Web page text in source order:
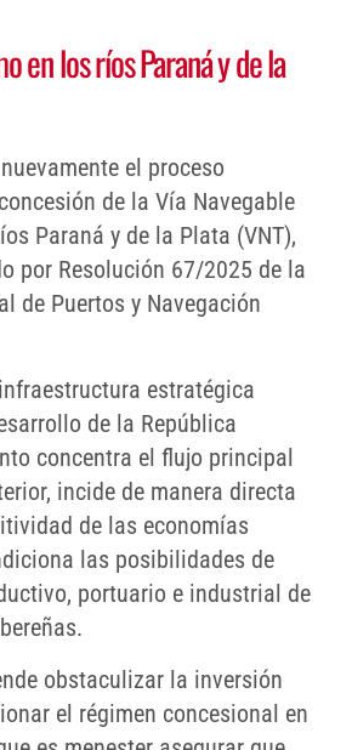
en los ríos Paraná y de la
el proceso
de la Vía Navegable
Paraná y de la Plata (VNT),
por Resolución 67/2025 de la
de Puertos y Navegación
estratégica
de la República
concentra el flujo principal
incide de manera directa
de las economías
las posibilidades de
portuario e industrial de
obstaculizar la inversión
el régimen concesional en